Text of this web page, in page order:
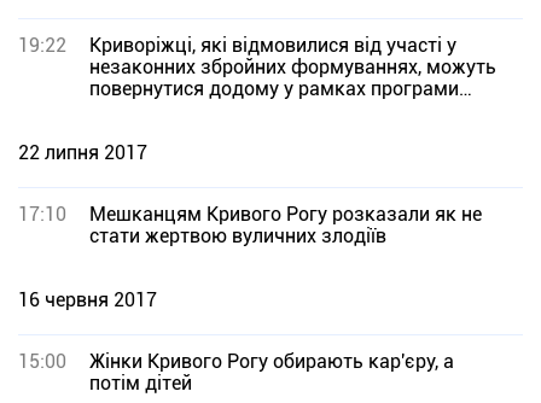
19:22
Криворіжці, які відмовилися від участі у
незаконних збройних формуваннях, можуть
повернутися додому у рамках програми
22 липня 2017
17:10
Мешканцям Кривого Рогу розказали як не
стати жертвою вуличних злодіїв
16 червня 2017
15:00
Жінки Кривого Рогу обирають кар'єру, а
потім дітей